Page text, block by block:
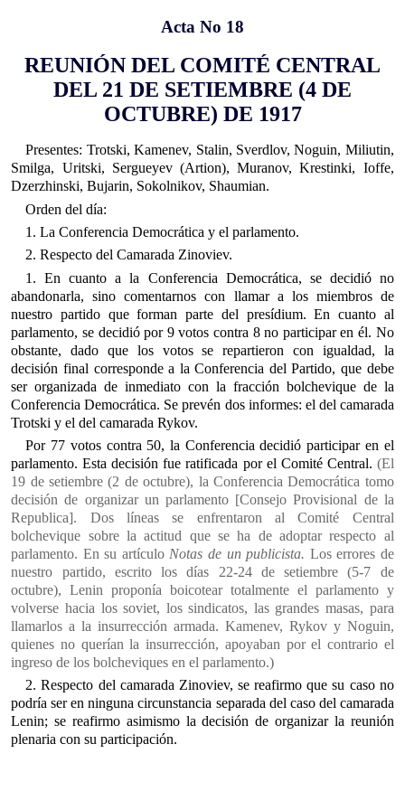
Acta No 18
REUNIÓN DEL COMITÉ CENTRAL
DEL 21 DE SETIEMBRE (4 DE
OCTUBRE) DE 1917
Presentes: Trotski, Kamenev, Stalin, Sverdlov, Noguin, Miliutin,
Smilga, Uritski, Sergueyev (Artion), Muranov, Krestinki, Ioffe,
Dzerzhinski, Bujarin, Sokolnikov, Shaumian.
Orden del día:
1. La Conferencia Democrática y el parlamento.
2. Respecto del Camarada Zinoviev.
1. En cuanto a la Conferencia Democrática, se decidió no
abandonarla, sino comentarnos con llamar a los miembros de
nuestro partido que forman parte del presídium. En cuanto al
parlamento, se decidió por 9 votos contra 8 no participar en él. No
obstante, dado que los votos se repartieron con igualdad, la
decisión final corresponde a la Conferencia del Partido, que debe
ser organizada de inmediato con la fracción bolchevique de la
Conferencia Democrática. Se prevén dos informes: el del camarada
Trotski y el del camarada Rykov.
Por 77 votos contra 50, la Conferencia decidió participar en el
parlamento. Esta decisión fue ratificada por el Comité Central. (El
19 de setiembre (2 de octubre), la Conferencia Democrática tomo
decisión de organizar un parlamento [Consejo Provisional de la
Republica]. Dos líneas se enfrentaron al Comité Central
bolchevique sobre la actitud que se ha de adoptar respecto al
parlamento. En su artículo Notas de un publicista. Los errores de
nuestro partido, escrito los días 22-24 de setiembre (5-7 de
octubre), Lenin proponía boicotear totalmente el parlamento y
volverse hacia los soviet, los sindicatos, las grandes masas, para
llamarlos a la insurrección armada. Kamenev, Rykov y Noguin,
quienes no querían la insurrección, apoyaban por el contrario el
ingreso de los bolcheviques en el parlamento.)
2. Respecto del camarada Zinoviev, se reafirmo que su caso no
podría ser en ninguna circunstancia separada del caso del camarada
Lenin; se reafirmo asimismo la decisión de organizar la reunión
plenaria con su participación.